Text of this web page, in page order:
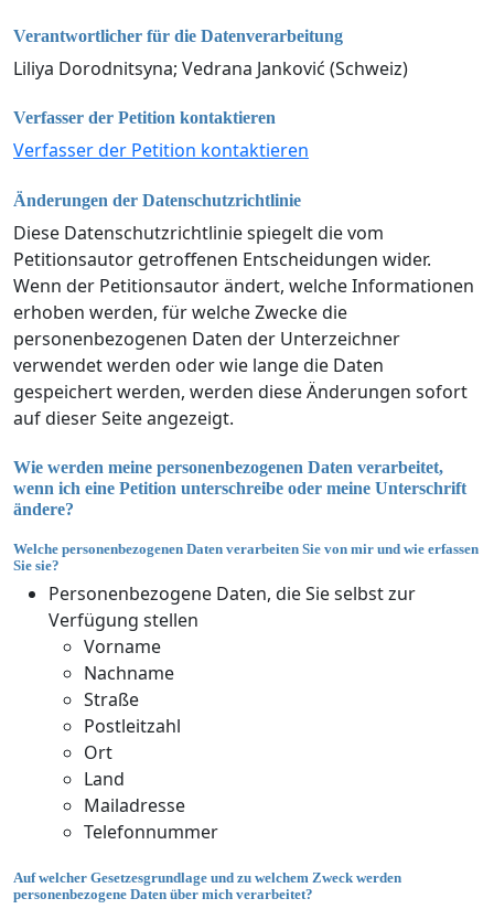
Verantwortlicher für die Datenverarbeitung
Liliya Dorodnitsyna; Vedrana Janković (Schweiz)
Verfasser der Petition kontaktieren
Verfasser der Petition kontaktieren
Änderungen der Datenschutzrichtlinie
Diese Datenschutzrichtlinie spiegelt die vom
Petitionsautor getroffenen Entscheidungen wider.
Wenn der Petitionsautor ändert, welche Informationen
erhoben werden, für welche Zwecke die
personenbezogenen Daten der Unterzeichner
verwendet werden oder wie lange die Daten
gespeichert werden, werden diese Änderungen sofort
auf dieser Seite angezeigt.
Wie werden meine personenbezogenen Daten verarbeitet,
wenn ich eine Petition unterschreibe oder meine Unterschrift
ändere?
Welche personenbezogenen Daten verarbeiten Sie von mir und wie erfassen
Sie sie?
Personenbezogene Daten, die Sie selbst zur
Verfügung stellen
Vorname
Nachname
Straße
Postleitzahl
Ort
Land
Mailadresse
Telefonnummer
Auf welcher Gesetzesgrundlage und zu welchem Zweck werden
personenbezogene Daten über mich verarbeitet?